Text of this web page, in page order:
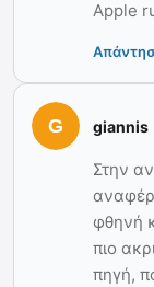
Apple
giannis
Στην
φθηνή
πιο
πηγή,